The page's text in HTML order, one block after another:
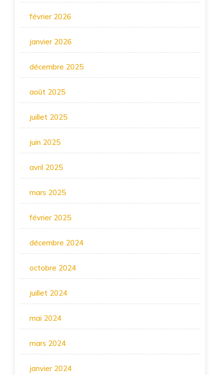
février 2026
janvier 2026
décembre 2025
août 2025
juillet 2025
juin 2025
avril 2025
mars 2025
février 2025
décembre 2024
octobre 2024
juillet 2024
mai 2024
mars 2024
janvier 2024